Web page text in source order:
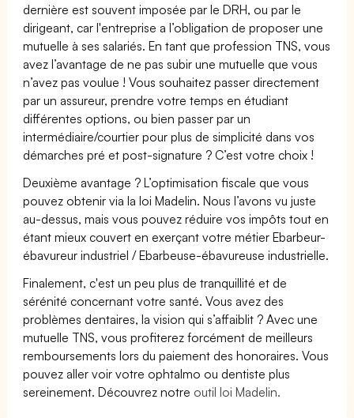
dernière est souvent imposée par le DRH, ou par le
dirigeant, car l'entreprise a l’obligation de proposer une
mutuelle à ses salariés. En tant que profession TNS, vous
avez l’avantage de ne pas subir une mutuelle que vous
n’avez pas voulue ! Vous souhaitez passer directement
par un assureur, prendre votre temps en étudiant
différentes options, ou bien passer par un
intermédiaire/courtier pour plus de simplicité dans vos
démarches pré et post-signature ? C’est votre choix !
Deuxième avantage ? L’optimisation fiscale que vous
pouvez obtenir via la loi Madelin. Nous l’avons vu juste
au-dessus, mais vous pouvez réduire vos impôts tout en
étant mieux couvert en exerçant votre métier Ebarbeur-
ébavureur industriel / Ebarbeuse-ébavureuse industrielle.
Finalement, c'est un peu plus de tranquillité et de
sérénité concernant votre santé. Vous avez des
problèmes dentaires, la vision qui s’affaiblit ? Avec une
mutuelle TNS, vous profiterez forcément de meilleurs
remboursements lors du paiement des honoraires. Vous
pouvez aller voir votre ophtalmo ou dentiste plus
sereinement. Découvrez notre outil loi Madelin.